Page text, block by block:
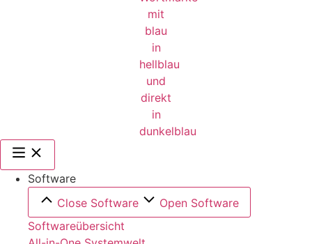
Software
Close Software
Open Software
Softwareübersicht